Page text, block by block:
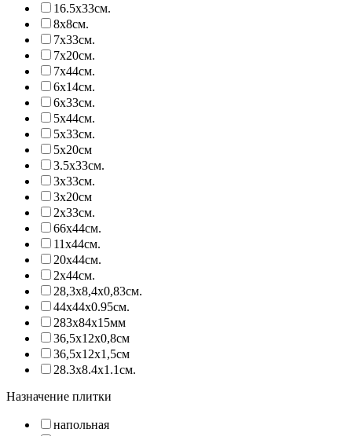
16.5х33см.
8х8см.
7х33см.
7х20см.
7х44см.
6х14см.
6х33см.
5х44см.
5х33см.
5х20см
3.5х33см.
3х33см.
3х20см
2х33см.
66х44см.
11х44см.
20х44см.
2х44см.
28,3х8,4х0,83см.
44х44х0.95см.
283х84х15мм
36,5х12х0,8см
36,5х12х1,5см
28.3х8.4х1.1см.
Назначение плитки
напольная